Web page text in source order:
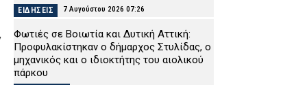
ΕΙΔΗΣΕΙΣ 7 Αυγούστου 2026 07:26
Φωτιές σε Βοιωτία και Δυτική Αττική:
Προφυλακίστηκαν ο δήμαρχος Στυλίδας, ο
μηχανικός και ο ιδιοκτήτης του αιολικού
πάρκου